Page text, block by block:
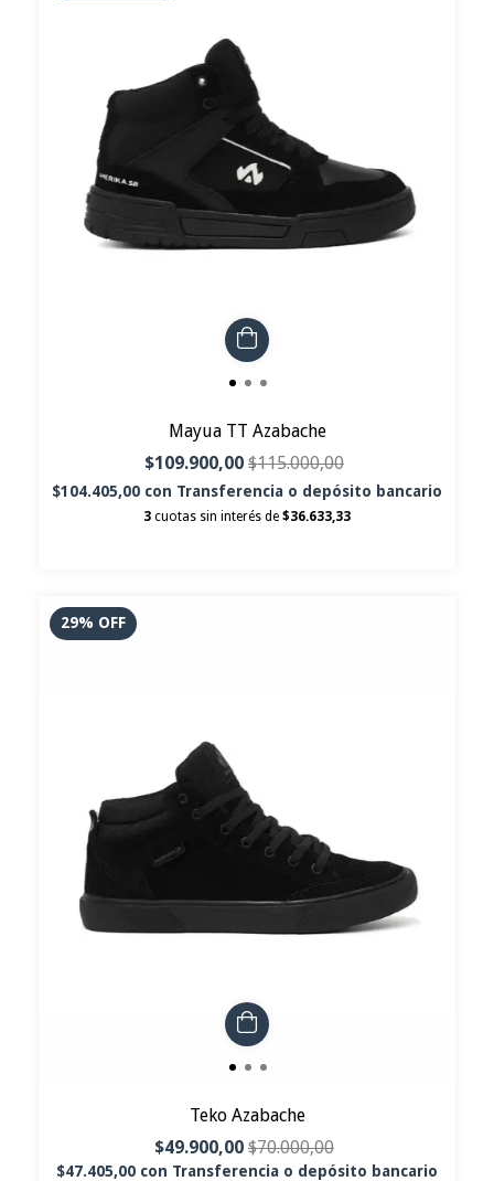
Mayua TT Azabache
$109.900,00 $115.000,00
$104.405,00 con Transferencia o depósito bancario
3 cuotas sin interés de $36.633,33
29% OFF
Teko Azabache
$49.900,00 $70.000,00
$47.405,00 con Transferencia o depósito bancario